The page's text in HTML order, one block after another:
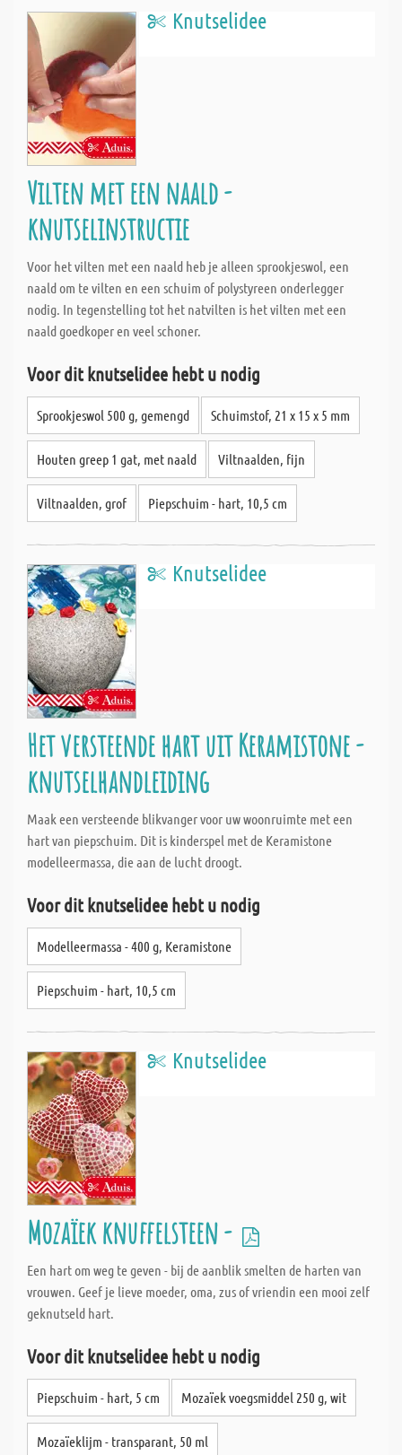
Knutselidee
Vilten met een naald -
knutselinstructie
Voor het vilten met een naald heb je alleen sprookjeswol, een
naald om te vilten en een schuim of polystyreen onderlegger
nodig. In tegenstelling tot het natvilten is het vilten met een
naald goedkoper en veel schoner.
Voor dit knutselidee hebt u nodig
Sprookjeswol 500 g, gemengd Schuimstof, 21 x 15 x 5 mm
Houten greep 1 gat, met naald Viltnaalden, fijn
Viltnaalden, grof Piepschuim - hart, 10,5 cm
Knutselidee
Het versteende hart uit Keramistone -
knutselhandleiding
Maak een versteende blikvanger voor uw woonruimte met een
hart van piepschuim. Dit is kinderspel met de Keramistone
modelleermassa, die aan de lucht droogt.
Voor dit knutselidee hebt u nodig
Modelleermassa - 400 g, Keramistone
Piepschuim - hart, 10,5 cm
Knutselidee
Mozaïek knuffelsteen -
Een hart om weg te geven - bij de aanblik smelten de harten van
vrouwen. Geef je lieve moeder, oma, zus of vriendin een mooi zelf
geknutseld hart.
Voor dit knutselidee hebt u nodig
Piepschuim - hart, 5 cm Mozaïek voegsmiddel 250 g, wit
Mozaïeklijm - transparant, 50 ml